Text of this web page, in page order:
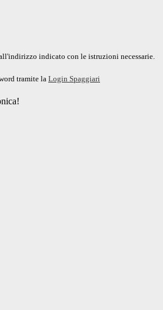
indicato con le istruzioni necessarie.
tramite la Login Spaggiari